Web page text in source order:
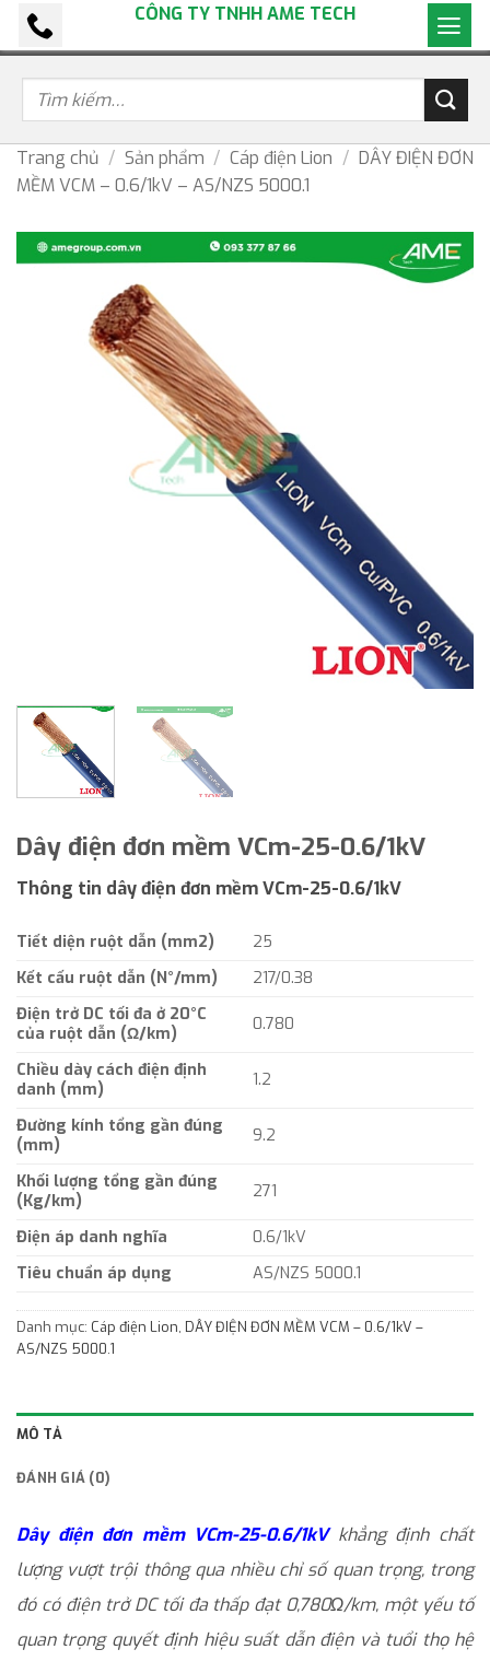
dung
CÔNG TY TNHH AME TECH
Trang chủ / Sản phẩm / Cáp điện Lion / DÂY ĐIỆN ĐƠN
MỀM VCM – 0.6/1kV – AS/NZS 5000.1
Dây điện đơn mềm VCm-25-0.6/1kV
Thông tin dây điện đơn mềm VCm-25-0.6/1kV
Tiết diện ruột dẫn (mm2)
25
Kết cấu ruột dẫn (N°/mm)
217/0.38
Điện trở DC tối đa ở 20°C
của ruột dẫn (Ω/km)
0.780
Chiều dày cách điện định
danh (mm)
1.2
Đường kính tổng gần đúng
(mm)
9.2
Khối lượng tổng gần đúng
(Kg/km)
271
Điện áp danh nghĩa
0.6/1kV
Tiêu chuẩn áp dụng
AS/NZS 5000.1
Danh mục: Cáp điện Lion, DÂY ĐIỆN ĐƠN MỀM VCM – 0.6/1kV –
AS/NZS 5000.1
MÔ TẢ
ĐÁNH GIÁ (0)
Dây điện đơn mềm VCm-25-0.6/1kVkhẳng định chất
lượng vượt trội thông qua nhiều chỉ số quan trọng, trong
đó có điện trở DC tối đa thấp đạt 0,780Ω/km, một yếu tố
quan trọng quyết định hiệu suất dẫn điện và tuổi thọ hệ